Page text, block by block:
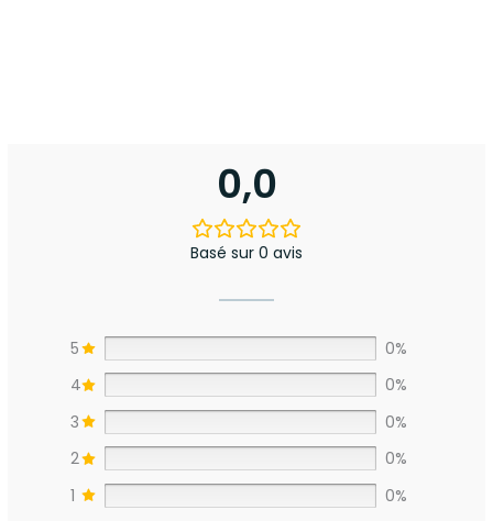
0,0
Basé sur 0 avis
5
0%
4
0%
3
0%
2
0%
1
0%